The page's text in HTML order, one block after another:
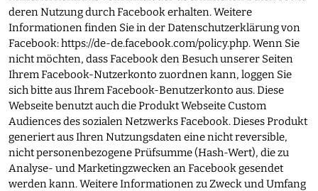
deren Nutzung durch Facebook erhalten. Weitere
Informationen finden Sie in der Datenschutzerklärung von
Facebook:https://de-de.facebook.com/policy.php. Wenn Sie
nicht möchten, dass Facebook den Besuch unserer Seiten
Ihrem Facebook-Nutzerkonto zuordnen kann, loggen Sie
sich bitte aus Ihrem Facebook-Benutzerkonto aus. Diese
Webseite benutzt auch die Produkt Webseite Custom
Audiences des sozialen Netzwerks Facebook. Dieses Produkt
generiert aus Ihren Nutzungsdaten eine nicht reversible,
nicht personenbezogene Prüfsumme (Hash-Wert), die zu
Analyse- und Marketingzwecken an Facebook gesendet
werden kann. Weitere Informationen zu Zweck und Umfang